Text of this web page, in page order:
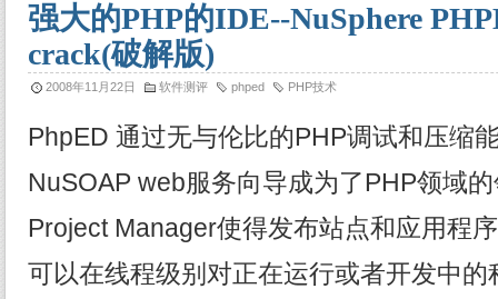
强大的PHP的IDE--NuSphere
crack(破解版)
2008年11月22日 软件测评 phped PHP技术
PhpED 通过无与伦比的PHP调试和压缩
NuSOAP web服务向导成为了PHP领域
Project Manager使得发布站点和应用程
可以在线程级别对正在运行或者开发中